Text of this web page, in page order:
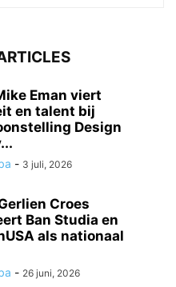
Eman viert
en talent bij
Design
- 3 juli, 2026
Croes
Ban Studia en
als nationaal
- 26 juni, 2026